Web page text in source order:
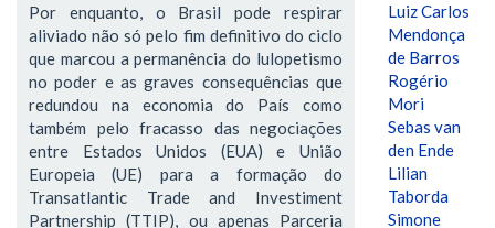
Por enquanto, o Brasil pode respirar
aliviado não só pelo fim definitivo do ciclo
que marcou a permanência do lulopetismo
no poder e as graves consequências que
redundou na economia do País como
também pelo fracasso das negociações
entre Estados Unidos (EUA) e União
Europeia (UE) para a formação do
Transatlantic Trade and Investiment
Partnership (TTIP), ou apenas Parceria
Luiz Carlos
Mendonça
de Barros
Rogério
Mori
Sebas van
den Ende
Lilian
Taborda
Simone